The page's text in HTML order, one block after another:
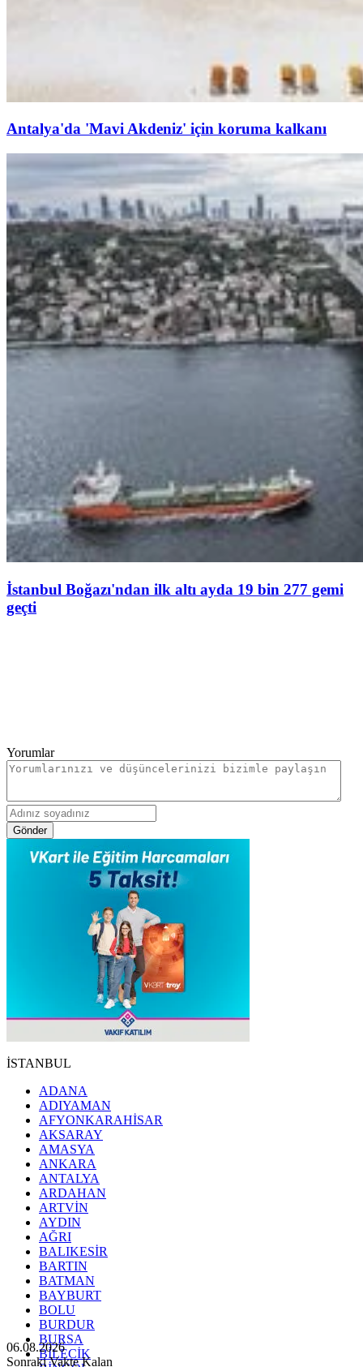
Antalya'da 'Mavi Akdeniz' için koruma kalkanı
İstanbul Boğazı'ndan ilk altı ayda 19 bin 277 gemi
geçti
Yorumlar
Gönder
İSTANBUL
ADANA
ADIYAMAN
AFYONKARAHİSAR
AKSARAY
AMASYA
ANKARA
ANTALYA
ARDAHAN
ARTVİN
AYDIN
AĞRI
BALIKESİR
BARTIN
BATMAN
BAYBURT
BOLU
BURDUR
BURSA
BİLECİK
06.08.2026
Sonraki Vakte Kalan